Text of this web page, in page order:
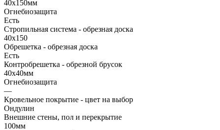
40х150мм
Огнебиозащита
Есть
Стропильная система - обрезная доска
40х150
Обрешетка - обрезная доска
Есть
Контробрешетка - обрезной брусок
40х40мм
Огнебиозащита
—
Кровельное покрытие - цвет на выбор
Ондулин
Внешние стены, пол и перекрытие
100мм